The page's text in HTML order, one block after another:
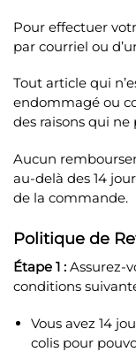
Pour effectuer
par courriel ou
Tout article qui
endommagé ou
des raisons qui ne
Aucun
au-delà des 14
de la commande.
Politique de
Étape 1 : Assurez-
conditions
Vous avez 14
colis pour